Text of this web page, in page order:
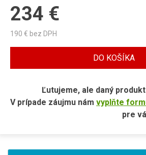
234 €
190 € bez DPH
DO KOŠÍKA
Ľutujeme, ale daný
V prípade záujmu nám vyplňte
pre